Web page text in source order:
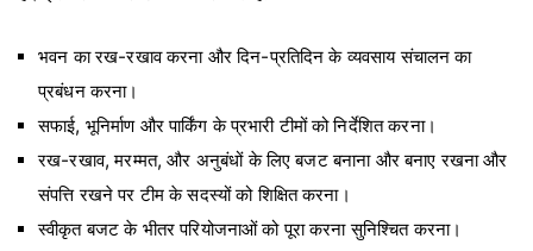
भवन का रख-रखाव करना और दिन-प्रतिदिन के व्यवसाय संचालन का
प्रबंधन करना।
सफाई, भूनिर्माण और पार्किंग के प्रभारी टीमों को निर्देशित करना।
रख-रखाव, मरम्मत, और अनुबंधों के लिए बजट बनाना और बनाए रखना और
संपत्ति रखने पर टीम के सदस्यों को शिक्षित करना।
स्वीकृत बजट के भीतर परियोजनाओं को पूरा करना सुनिश्चित करना।